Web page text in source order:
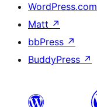
WordPress.com
Matt ↗
bbPress ↗
BuddyPress ↗